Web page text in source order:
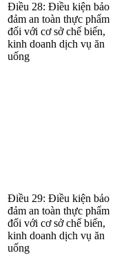
Điều 28: Điều kiện bảo
đảm an toàn thực phẩm
đối với cơ sở chế biến,
kinh doanh dịch vụ ăn
uống
Điều 29: Điều kiện bảo
đảm an toàn thực phẩm
đối với cơ sở chế biến,
kinh doanh dịch vụ ăn
uống